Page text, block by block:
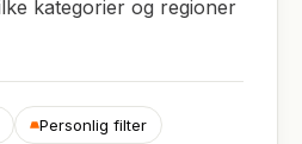
kategorier og regioner
Personlig filter